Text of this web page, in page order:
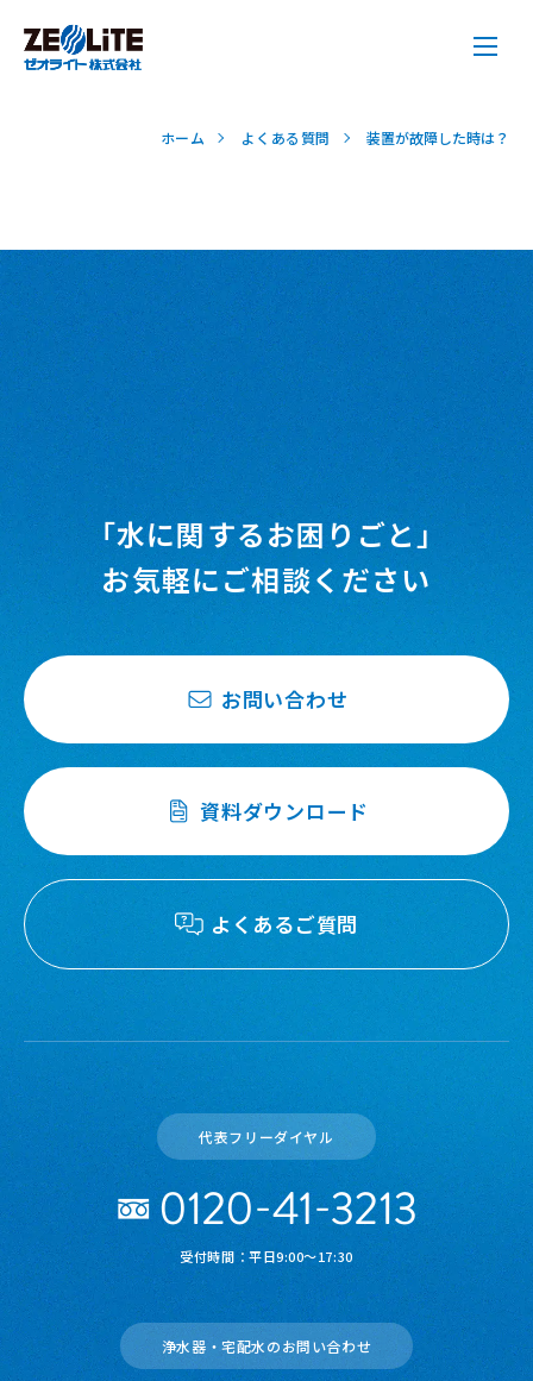
ホーム よくある質問 装置が故障した時は？
「水に関するお困りごと」
お気軽にご相談ください
お問い合わせ
資料ダウンロード
よくあるご質問
代表フリーダイヤル
受付時間：平日9:00～17:30
浄水器・宅配水のお問い合わせ